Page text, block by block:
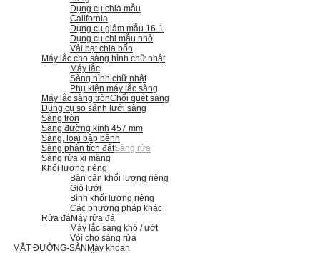
Dụng cụ chia mẫu
California
Dụng cụ giảm mẫu 16-1
Dụng cụ chi mẫu nhỏ
Vải bạt chia bốn
Máy lắc cho sàng hình chữ nhật
Máy lắc
Sàng hình chữ nhật
Phụ kiện máy lắc sàng
Máy lắc sàng trònChổi quét sàng
Dụng cụ so sánh lưới sàng
Sàng tròn
Sàng đường kính 457 mm
Sàng, loại bập bênh
Sàng phân tích đấtSàng rửa
Sàng rửa xi măng
Khối lượng riêng
Bàn cân khối lượng riêng
Giỏ lưới
Bình khối lượng riêng
Các phương pháp khác
Rửa đáMáy rửa đá
Máy lắc sàng khô / ướt
Vòi cho sàng rửa
MẶT ĐƯỜNG-SÀN Máy khoan